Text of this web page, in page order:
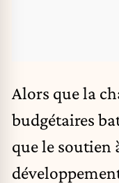
Alors que la
budgétaires
que le soutien